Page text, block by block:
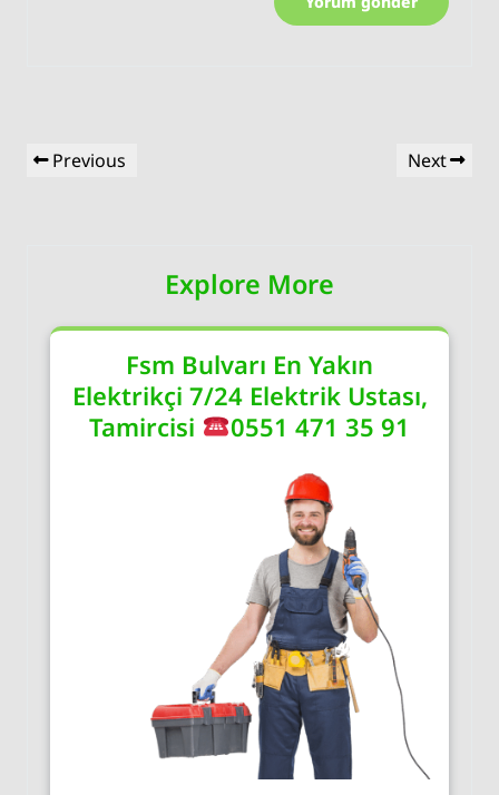
Yazı
gezinmesi
Previous
Previous
Next
Next
Explore More
Fsm Bulvarı En Yakın
Elektrikçi 7/24 Elektrik Ustası,
Tamircisi
0551 471 35 91